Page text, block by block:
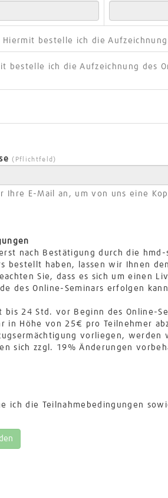
Hiermit bestelle ich die
bestelle ich die Aufzeichnung des
(Pflichtfeld)
Ihre E-Mail an, um von uns eine
nach Bestätigung durch die
bestellt haben, lassen wir Ihnen
Sie, dass es sich um einen
des Online-Seminars erfolgen
bis 24 Std. vor Beginn des Online-
in Höhe von 25€ pro Teilnehmer
vorliegen,
sich zzgl. 19% Änderungen
ich die Teilnahmebedingungen